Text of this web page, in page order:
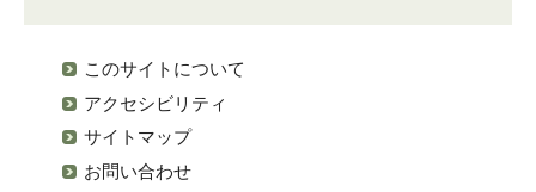
このサイトについて
アクセシビリティ
サイトマップ
お問い合わせ